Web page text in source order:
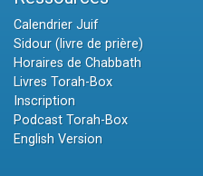
Calendrier Juif
Sidour (livre de prière)
Horaires de Chabbath
Livres Torah-Box
Inscription
Podcast Torah-Box
English Version